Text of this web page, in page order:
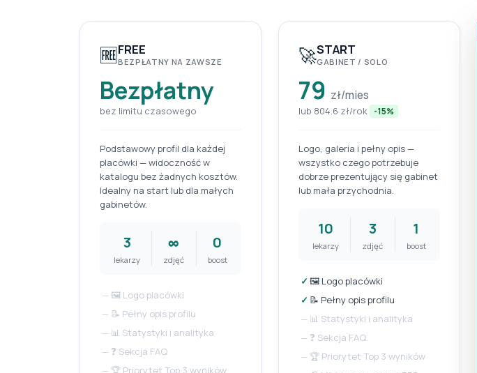
🆓FREE
BEZPŁATNY NA ZAWSZE
Bezpłatny
bez limitu czasowego
Podstawowy profil dla każdej
placówki — widoczność w
katalogu bez żadnych kosztów.
Idealny na start lub dla małych
gabinetów.
3
lekarzy
∞
zdjęć
0
boost
— 🖼️ Logo placówki
— 📝 Pełny opis profilu
— 📊 Statystyki i analityka
— ❓ Sekcja FAQ
— 🏆 Priorytet Top 3 wyników
🚀START
GABINET / SOLO
79 zł/mies
lub 804.6 zł/rok -15%
Logo, galeria i pełny opis —
wszystko czego potrzebuje
dobrze prezentujący się gabinet
lub mała przychodnia.
10
lekarzy
3
zdjęć
1
boost
✓ 🖼️ Logo placówki
✓ 📝 Pełny opis profilu
— 📊 Statystyki i analityka
— ❓ Sekcja FAQ
— 🏆 Priorytet Top 3 wyników